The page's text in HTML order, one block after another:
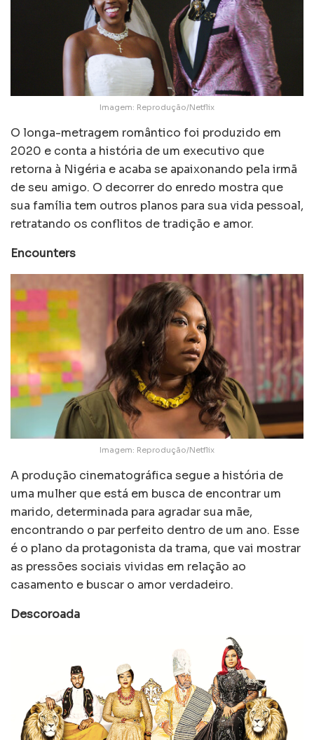
Imagem: Reprodução/Netflix
O longa-metragem romântico foi produzido em
2020 e conta a história de um executivo que
retorna à Nigéria e acaba se apaixonando pela irmã
de seu amigo. O decorrer do enredo mostra que
sua família tem outros planos para sua vida pessoal,
retratando os conflitos de tradição e amor.
Encounters
Imagem: Reprodução/Netflix
A produção cinematográfica segue a história de
uma mulher que está em busca de encontrar um
marido, determinada para agradar sua mãe,
encontrando o par perfeito dentro de um ano. Esse
é o plano da protagonista da trama, que vai mostrar
as pressões sociais vividas em relação ao
casamento e buscar o amor verdadeiro.
Descoroada